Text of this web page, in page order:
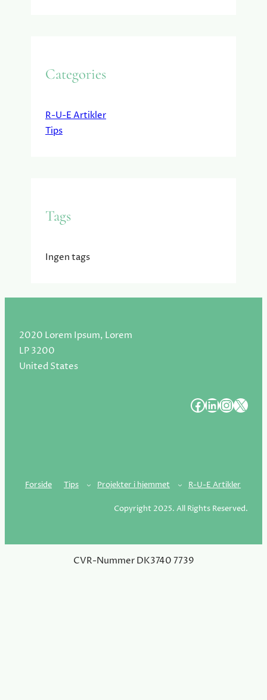
Categories
R-U-E Artikler
Tips
Tags
Ingen tags
2020 Lorem Ipsum, Lorem
LP 3200
United States
####
Forside Tips Projekter i hjemmet R-U-E Artikler
Copyright 2025. All Rights Reserved.
CVR-Nummer DK3740 7739